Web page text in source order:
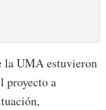
la UMA estuvieron
proyecto a